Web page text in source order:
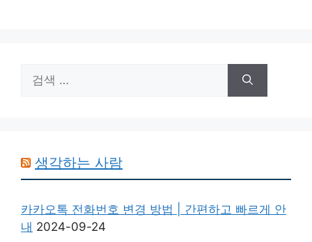
색:
생각하는 사람
카카오톡 전화번호 변경 방법 | 간편하고 빠르게 안
내 2024-09-24